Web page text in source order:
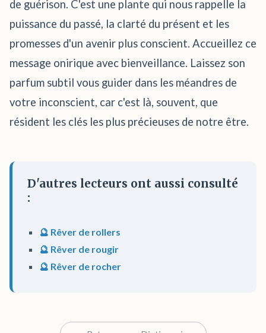
de guérison. C'est une plante qui nous rappelle la
puissance du passé, la clarté du présent et les
promesses d'un avenir plus conscient. Accueillez ce
message onirique avec bienveillance. Laissez son
parfum subtil vous guider dans les méandres de
votre inconscient, car c'est là, souvent, que
résident les clés les plus précieuses de notre être.
D'autres lecteurs ont aussi consulté
:
🔮 Rêver de rollers
🔮 Rêver de rougir
🔮 Rêver de rocher